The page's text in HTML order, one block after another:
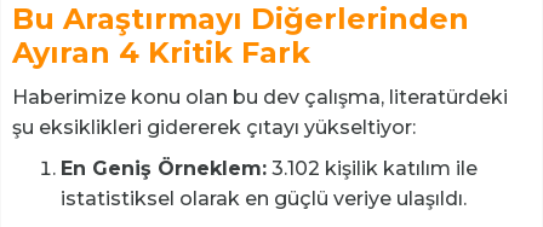
Bu Araştırmayı Diğerlerinden
Ayıran 4 Kritik Fark
Haberimize konu olan bu dev çalışma, literatürdeki
şu eksiklikleri gidererek çıtayı yükseltiyor:
En Geniş Örneklem: 3.102 kişilik katılım ile
istatistiksel olarak en güçlü veriye ulaşıldı.